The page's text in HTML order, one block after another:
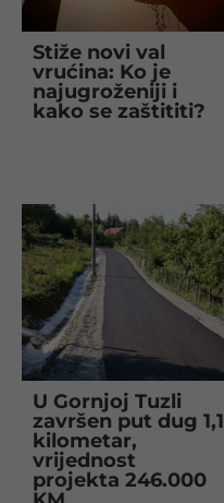
Stiže novi val
vrućina: Ko je
najugroženiji i
kako se zaštititi?
U Gornjoj Tuzli
završen put dug 1,1
kilometar,
vrijednost
projekta 246.000